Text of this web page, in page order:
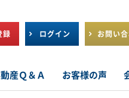
録 ログイン お問い
産Ｑ＆Ａ お客様の声